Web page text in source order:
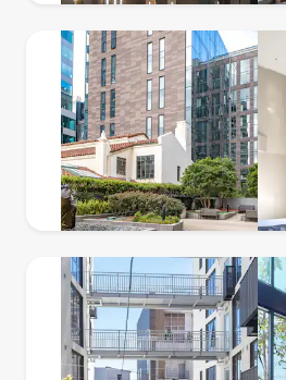
Mostrando 0 de 0 elementos
Mostrando 0 de 0 elementos